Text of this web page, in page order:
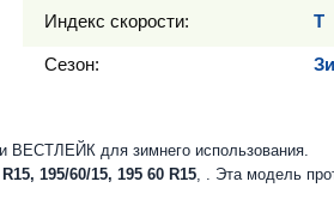
Индекс скорости: T
Сезон:
ВЕСТЛЕЙК для зимнего использования.
195/60/15, 195 60 R15, . Эта модель